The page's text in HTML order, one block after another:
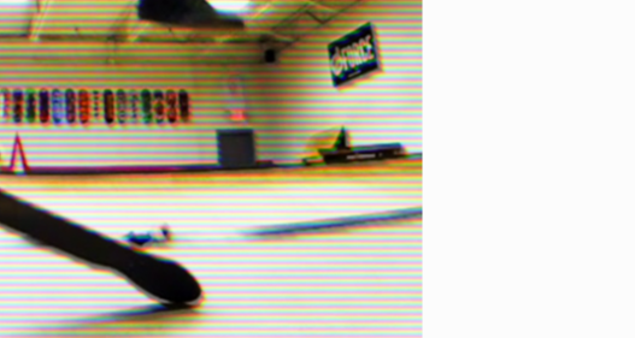
ID
IZURU NAGAHARA / 永原依弦
2026.08.05